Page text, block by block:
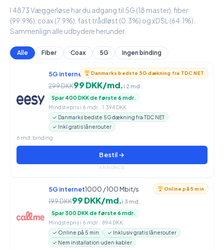
I 4873 Væggerløse har du adgang til 5G (18 master), fiber
(99.9%), coax (7.9%), fast trådløst (0.3%) og xDSL (64.1%).
Sammenlign alle udbydere herunder.
Alle Fiber Coax 5G Ingen binding
Danmarks bedste 5G dækning fra TDC NET
5G internet950 / 90 Mbit/s
299 DKK99 DKK/md.i 2 md.
Spar 400 DKK de første 6 mdr.
Mindstepris i 6 mdr.: 1.394 DKK
✓ Danmarks bedste 5G dækning fra TDC NET
✓ Inkl gratis lånerouter
6 md. binding
Bestil →
ANNONCE
Online på 5 min
5G internet1000 / 100 Mbit/s
199 DKK99 DKK/md.i 3 md.
Spar 300 DKK de første 6 mdr.
Mindstepris i 6 mdr.: 894 DKK
✓ Online på 5 min
✓ Inklusiv gratis lånerouter
✓ Nem installation uden kabler